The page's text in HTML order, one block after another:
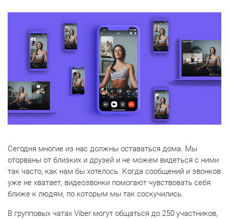
Сегодня многие из нас должны оставаться дома. Мы
оторваны от близких и друзей и не можем видеться с ними
так часто, как нам бы хотелось. Когда сообщений и звонков
уже не хватает, видеозвонки помогают чувствовать себя
ближе к людям, по которым мы так соскучились.
В групповых чатах Viber могут общаться до 250 участников,